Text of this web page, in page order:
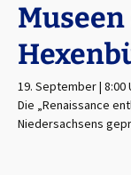
19. September | 8:00
Die „Renaissance
Niedersachsens